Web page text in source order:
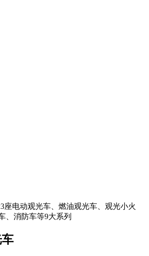
座电动观光车、燃油观光车、观光小火
、消防车等9大系列